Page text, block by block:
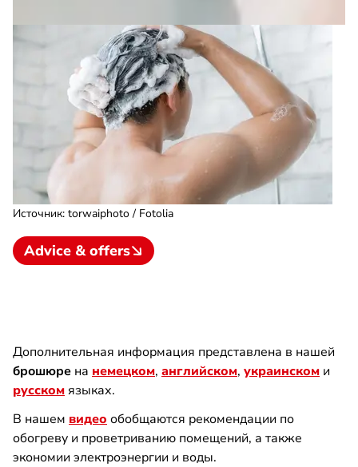
Источник: torwaiphoto / Fotolia
Advice & offers
Дополнительная информация представлена в нашей
брошюре на немецком, английском, украинском и
русскомязыках.
В нашем видео обобщаются рекомендации по
обогреву и проветриванию помещений, а также
экономии электроэнергии и воды.